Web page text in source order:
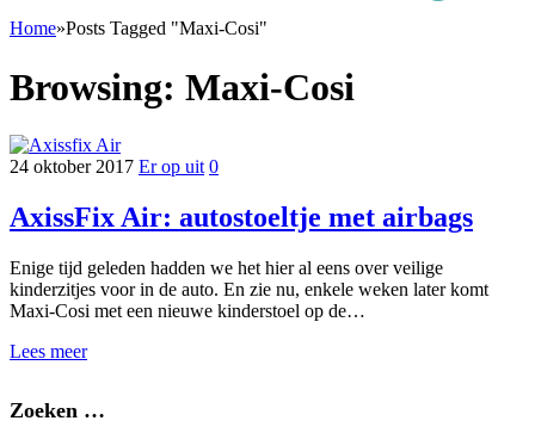
Home»Posts Tagged "Maxi-Cosi"
Browsing: Maxi-Cosi
24 oktober 2017 Er op uit 0
AxissFix Air: autostoeltje met airbags
Enige tijd geleden hadden we het hier al eens over veilige
kinderzitjes voor in de auto. En zie nu, enkele weken later komt
Maxi-Cosi met een nieuwe kinderstoel op de…
Lees meer
Zoeken …